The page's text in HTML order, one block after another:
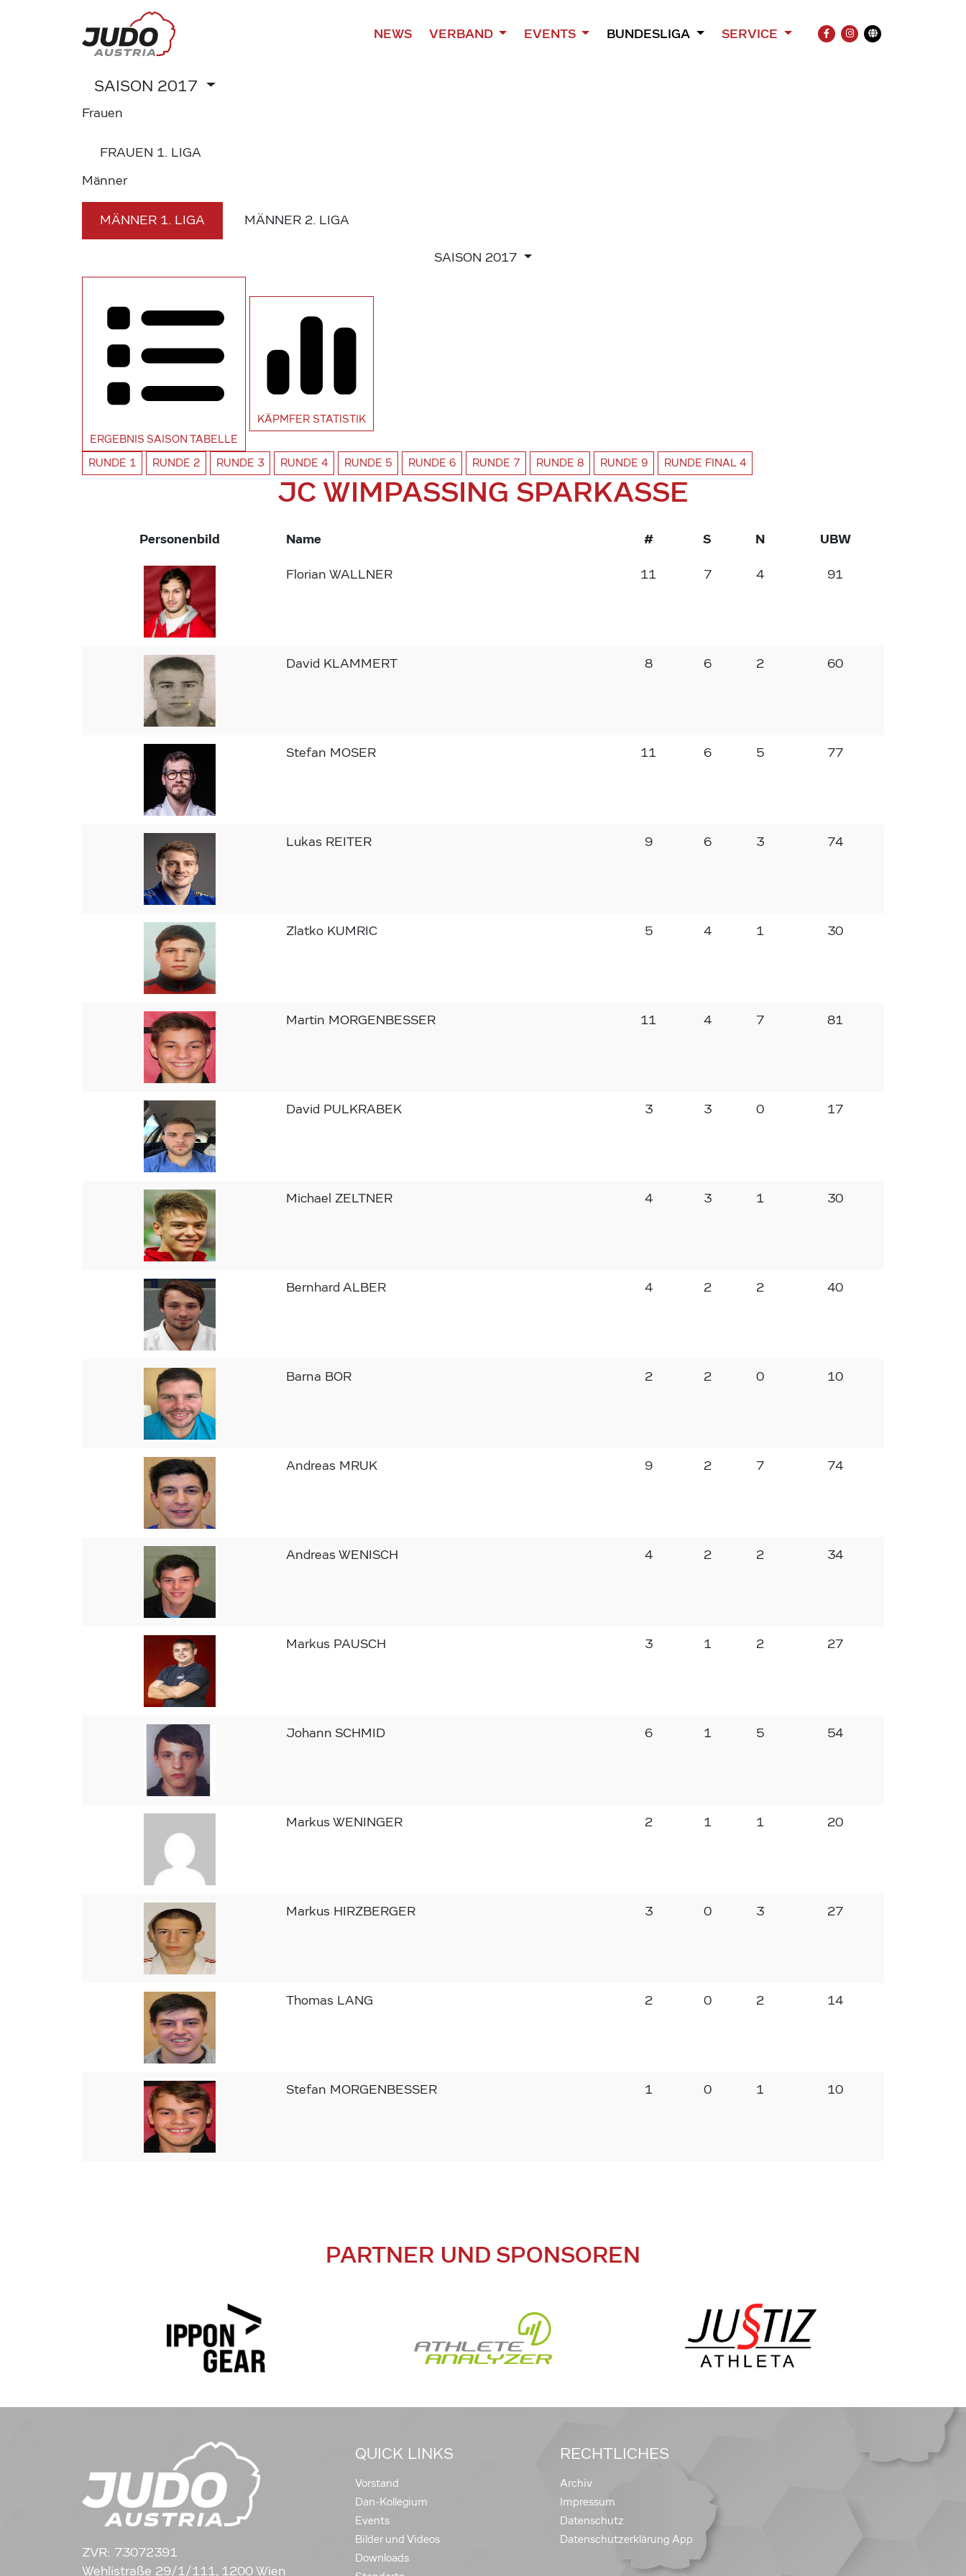
NEWS VERBAND EVENTS BUNDESLIGA SERVICE
FACEBOOK
INSTAGRAM
Übersetzung
SAISON 2017
Frauen
FRAUEN 1. LIGA
Männer
MÄNNER 1. LIGA MÄNNER 2. LIGA
SAISON 2017
ERGEBNIS SAISON TABELLE
KÄPMFER STATISTIK
RUNDE 1 RUNDE 2 RUNDE 3 RUNDE 4 RUNDE 5 RUNDE 6 RUNDE 7 RUNDE 8 RUNDE 9 RUNDE FINAL 4
JC WIMPASSING SPARKASSE
Personenbild Name # S N UBW
Florian WALLNER 11 7 4 91
David KLAMMERT 8 6 2 60
Stefan MOSER 11 6 5 77
Lukas REITER 9 6 3 74
Zlatko KUMRIC 5 4 1 30
Martin MORGENBESSER 11 4 7 81
David PULKRABEK 3 3 0 17
Michael ZELTNER 4 3 1 30
Bernhard ALBER 4 2 2 40
Barna BOR 2 2 0 10
Andreas MRUK 9 2 7 74
Andreas WENISCH 4 2 2 34
Markus PAUSCH 3 1 2 27
Johann SCHMID 6 1 5 54
Markus WENINGER 2 1 1 20
Markus HIRZBERGER 3 0 3 27
Thomas LANG 2 0 2 14
Stefan MORGENBESSER 1 0 1 10
PARTNER UND SPONSOREN
ZVR: 73072391
Wehlistraße 29/1/111, 1200 Wien
QUICK LINKS
Vorstand
Dan-Kollegium
Events
Bilder und Videos
Downloads
RECHTLICHES
Archiv
Impressum
Datenschutz
Datenschutzerklärung App